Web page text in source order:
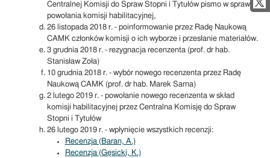
Centralnej Komisji do Spraw Stopni i Tytułów pismo w sprawie
powołania komisji habilitacyjnej,
26 listopada 2018 r. - poinformowanie przez Radę Naukową
CAMK członków komisji o ich wyborze i przesłanie materiałów.
3 grudnia 2018 r. - rezygnacja recenzenta (prof. dr hab.
Stanisław Zoła)
10 grudnia 2018 r. - wybór nowego recenzenta przez Radę
Naukową CAMK (prof. dr hab. Marek Sarna)
2 lutego 2019 r. - powołanie nowego recenzenta w skład
komisji habilitacyjnej przez Centralna Komisję do Spraw
Stopni i Tytułów
26 lutego 2019 r. - wpłynięcie wszystkich recenzji:
Recenzja (Baran, A.)
Recenzja (Gęsicki, K.)